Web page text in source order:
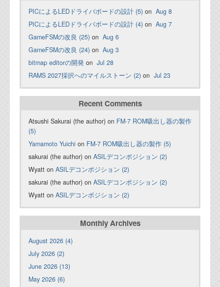
PICによるLEDドライバボードの設計 (5) on Aug 8
PICによるLEDドライバボードの設計 (4) on Aug 7
GameFSMの改良 (25) on Aug 6
GameFSMの改良 (24) on Aug 3
bitmap editorの開発 on Jul 28
RAMS 2027採択へのマイルストーン (2) on Jul 23
Recent Comments
Atsushi Sakurai (the author) on FM-7 ROM吸出し器の製作
(5)
Yamamoto Yuichi on FM-7 ROM吸出し器の製作 (5)
sakurai (the author) on ASILデコンポジション (2)
Wyatt on ASILデコンポジション (2)
sakurai (the author) on ASILデコンポジション (2)
Wyatt on ASILデコンポジション (2)
Monthly Archives
August 2026 (4)
July 2026 (2)
June 2026 (13)
May 2026 (6)